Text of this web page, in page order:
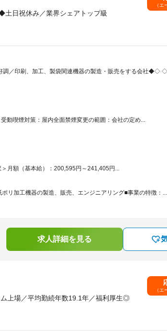
土日祝休み／業界シェアトップ級
（エ
調／印刷、加工、製袋関連機器の製造・販売をする会社◆◇
動喫煙対策：屋内全面禁煙変更の範囲：会社の定め...
月額（基本給）：200,595円～241,405円...
リ加工機器の製造、販売、エンジニアリング■事業の特徴：...
求人詳細を見る
上場／平均勤続年数19.1年／福利厚生◎
（エ